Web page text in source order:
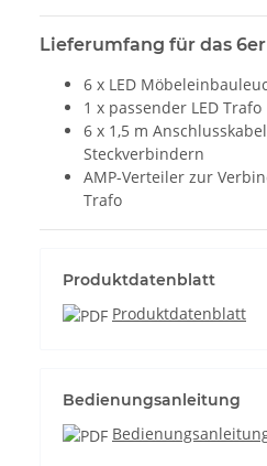
Lieferumfang für das 6er
6 x LED
1 x passender LED Trafo
6 x 1,5 m
Steckverbindern
AMP-Verteiler zur
Trafo
Produktdatenblatt
Produktdatenblatt
Bedienungsanleitung